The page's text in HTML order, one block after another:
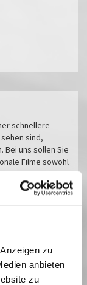
zu
anbieten
zu
schnellere
sind,
Bei uns sollen Sie
Filme sowohl